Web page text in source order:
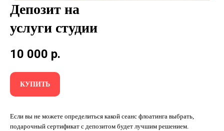
Депозит на
услуги студии
10 000 р.
КУПИТЬ
Если вы не можете определиться какой сеанс флоатинга выбрать,
подарочный сертификат с депозитом будет лучшим решением.